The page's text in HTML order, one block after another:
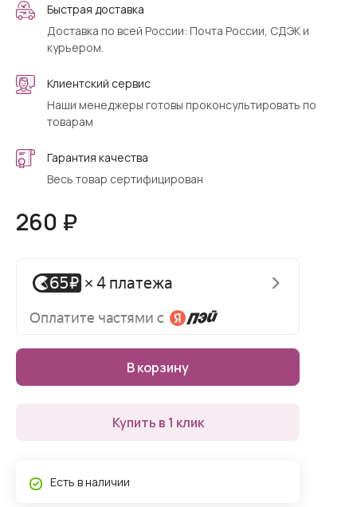
Быстрая доставка
Доставка по всей России: Почта России, СДЭК и
курьером.
Клиентский сервис
Наши менеджеры готовы проконсультировать по
товарам
Гарантия качества
Весь товар сертифицирован
260 ₽
В корзину
Купить в 1 клик
Есть в наличии